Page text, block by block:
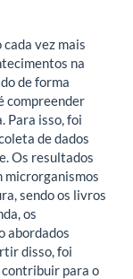
vez mais
na
de forma
compreender
Para isso, foi
de dados
Os resultados
microrganismos
sendo os livros
os
abordados
disso, foi
para o